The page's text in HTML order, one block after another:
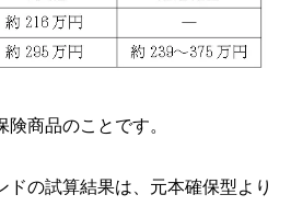
商品のことです。
ドの試算結果は、元本確保型より